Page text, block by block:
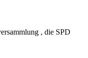
, die SPD